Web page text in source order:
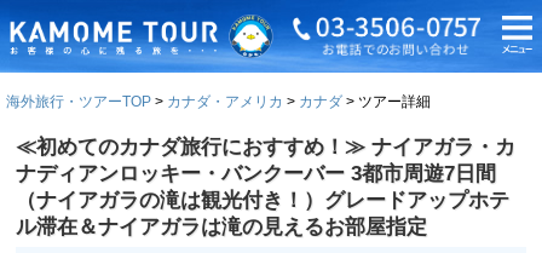
海外旅行・ツアーTOP カナダ・アメリカ カナダ ツアー詳細
≪初めてのカナダ旅行におすすめ！≫ ナイアガラ・カ
ナディアンロッキー・バンクーバー 3都市周遊7日間
（ナイアガラの滝は観光付き！）グレードアップホテ
ル滞在＆ナイアガラは滝の見えるお部屋指定